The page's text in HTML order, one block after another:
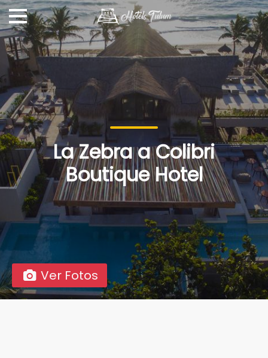
La Zebra a Colibri
Boutique Hotel
Ver Fotos